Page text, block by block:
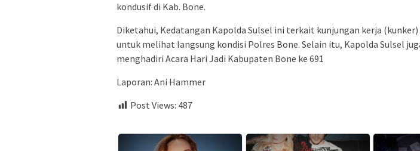
kondusif di Kab. Bone.
Diketahui, Kedatangan Kapolda Sulsel ini terkait kunjungan kerja (kunker)
untuk melihat langsung kondisi Polres Bone. Selain itu, Kapolda Sulsel
menghadiri Acara Hari Jadi Kabupaten Bone ke 691
Laporan: Ani Hammer
Post Views: 487